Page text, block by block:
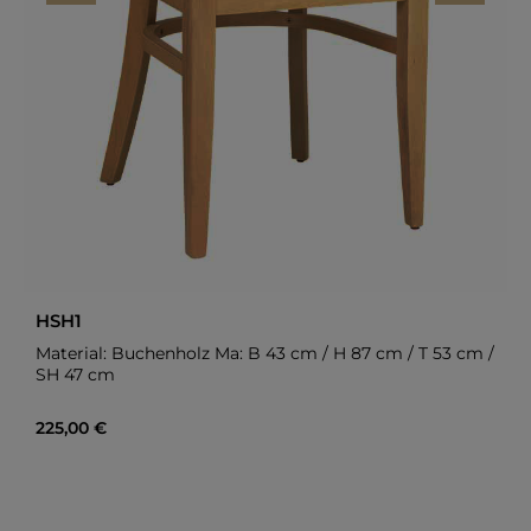
HSH1
Material: Buchenholz Ma: B 43 cm / H 87 cm / T 53 cm /
SH 47 cm
Regulärer Preis:
225,00 €